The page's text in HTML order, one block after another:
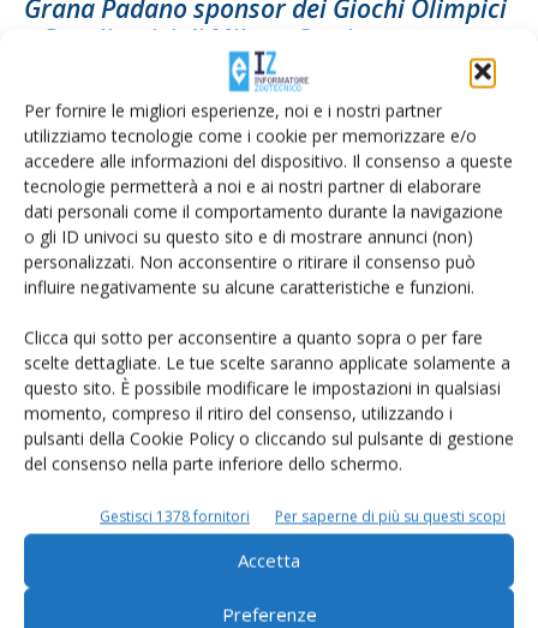
Per fornire le migliori esperienze, noi e i nostri partner
utilizziamo tecnologie come i cookie per memorizzare e/o
accedere alle informazioni del dispositivo. Il consenso a queste
tecnologie permetterà a noi e ai nostri partner di elaborare
dati personali come il comportamento durante la navigazione
o gli ID univoci su questo sito e di mostrare annunci (non)
personalizzati. Non acconsentire o ritirare il consenso può
influire negativamente su alcune caratteristiche e funzioni.
Clicca qui sotto per acconsentire a quanto sopra o per fare
scelte dettagliate. Le tue scelte saranno applicate solamente a
questo sito. È possibile modificare le impostazioni in qualsiasi
momento, compreso il ritiro del consenso, utilizzando i
pulsanti della Cookie Policy o cliccando sul pulsante di gestione
del consenso nella parte inferiore dello schermo.
Gestisci 1378 fornitori Per saperne di più su questi scopi
Accetta
Preferenze
Grana Padano sponsor dei Giochi Olimpici
e Paralimpici di Milano Cortina...
22 Febbraio 2023
Grana Padano in confezione, garantite
salubrità e sicurezza
Di Francesca Baccino 29 Dicembre 2022